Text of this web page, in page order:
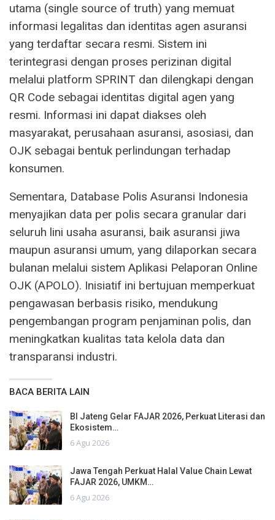
utama (single source of truth) yang memuat
informasi legalitas dan identitas agen asuransi
yang terdaftar secara resmi. Sistem ini
terintegrasi dengan proses perizinan digital
melalui platform SPRINT dan dilengkapi dengan
QR Code sebagai identitas digital agen yang
resmi. Informasi ini dapat diakses oleh
masyarakat, perusahaan asuransi, asosiasi, dan
OJK sebagai bentuk perlindungan terhadap
konsumen.
Sementara, Database Polis Asuransi Indonesia
menyajikan data per polis secara granular dari
seluruh lini usaha asuransi, baik asuransi jiwa
maupun asuransi umum, yang dilaporkan secara
bulanan melalui sistem Aplikasi Pelaporan Online
OJK (APOLO). Inisiatif ini bertujuan memperkuat
pengawasan berbasis risiko, mendukung
pengembangan program penjaminan polis, dan
meningkatkan kualitas tata kelola data dan
transparansi industri.
BACA BERITA LAIN
BI Jateng Gelar FAJAR 2026, Perkuat Literasi dan
Ekosistem…
6 Agu 2026
Jawa Tengah Perkuat Halal Value Chain Lewat
FAJAR 2026, UMKM…
6 Agu 2026